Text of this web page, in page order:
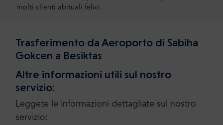
molti clienti abituali felici.
Trasferimento da Aeroporto di Sabiha
Gokcen a Besiktas
Altre informazioni utili sul nostro
servizio:
Leggete le informazioni dettagliate sul nostro
servizio: